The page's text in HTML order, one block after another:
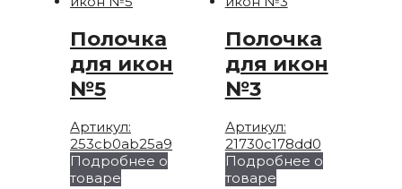
Полочка
для икон
№5
Артикул:
253cb0ab25a9
Подробнее о
товаре
Полочка
для икон
№3
Артикул:
21730c178dd0
Подробнее о
товаре